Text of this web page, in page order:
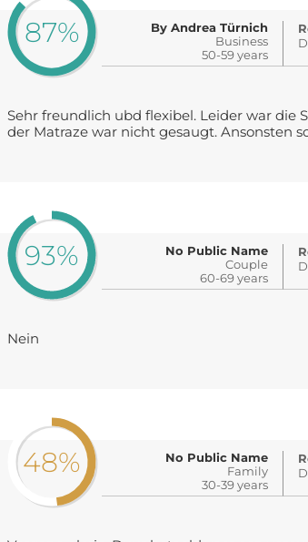
87%
By Andrea Türnich
Business
50-59 years
Sehr freundlich ubd flexibel. Leider war die
der Matraze war nicht gesaugt. Ansonsten
93%
No Public Name
Couple
60-69 years
Nein
48%
No Public Name
Family
30-39 years